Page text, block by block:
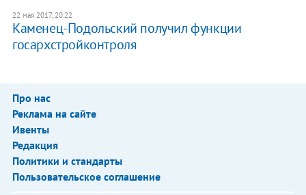
22 мая 2017, 20:22
Каменец-Подольский получил функции
госархстройконтроля
Про нас
Реклама на сайте
Ивенты
Редакция
Политики и стандарты
Пользовательское соглашение